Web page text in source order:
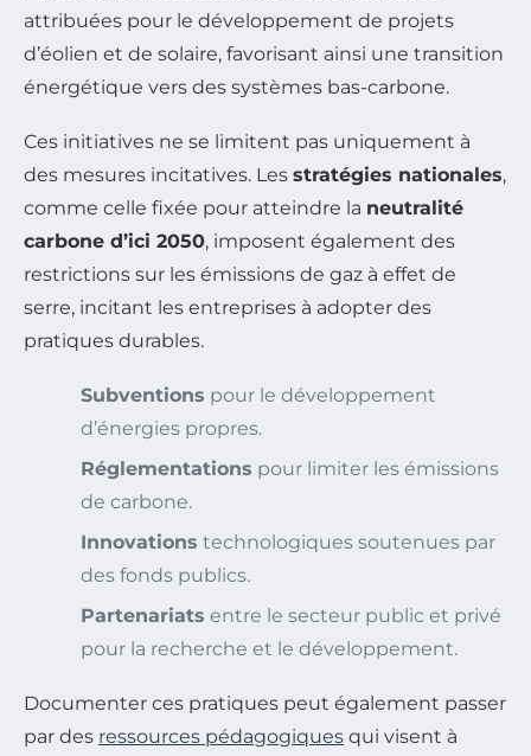
attribuées pour le développement de projets
d’éolien et de solaire, favorisant ainsi une transition
énergétique vers des systèmes bas-carbone.
Ces initiatives ne se limitent pas uniquement à
des mesures incitatives. Les stratégies nationales,
comme celle fixée pour atteindre la neutralité
carbone d’ici 2050, imposent également des
restrictions sur les émissions de gaz à effet de
serre, incitant les entreprises à adopter des
pratiques durables.
Subventions pour le développement
d’énergies propres.
Réglementations pour limiter les émissions
de carbone.
Innovations technologiques soutenues par
des fonds publics.
Partenariats entre le secteur public et privé
pour la recherche et le développement.
Documenter ces pratiques peut également passer
par des ressources pédagogiques qui visent à